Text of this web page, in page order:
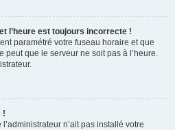
l’heure est toujours incorrecte !
paramétré votre fuseau horaire et que
peut que le serveur ne soit pas à l’heure.
!
n’ait pas installé votre